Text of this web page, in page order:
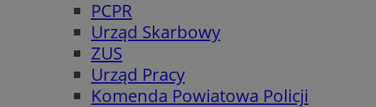
PCPR
Urząd Skarbowy
ZUS
Urząd Pracy
Komenda Powiatowa Policji